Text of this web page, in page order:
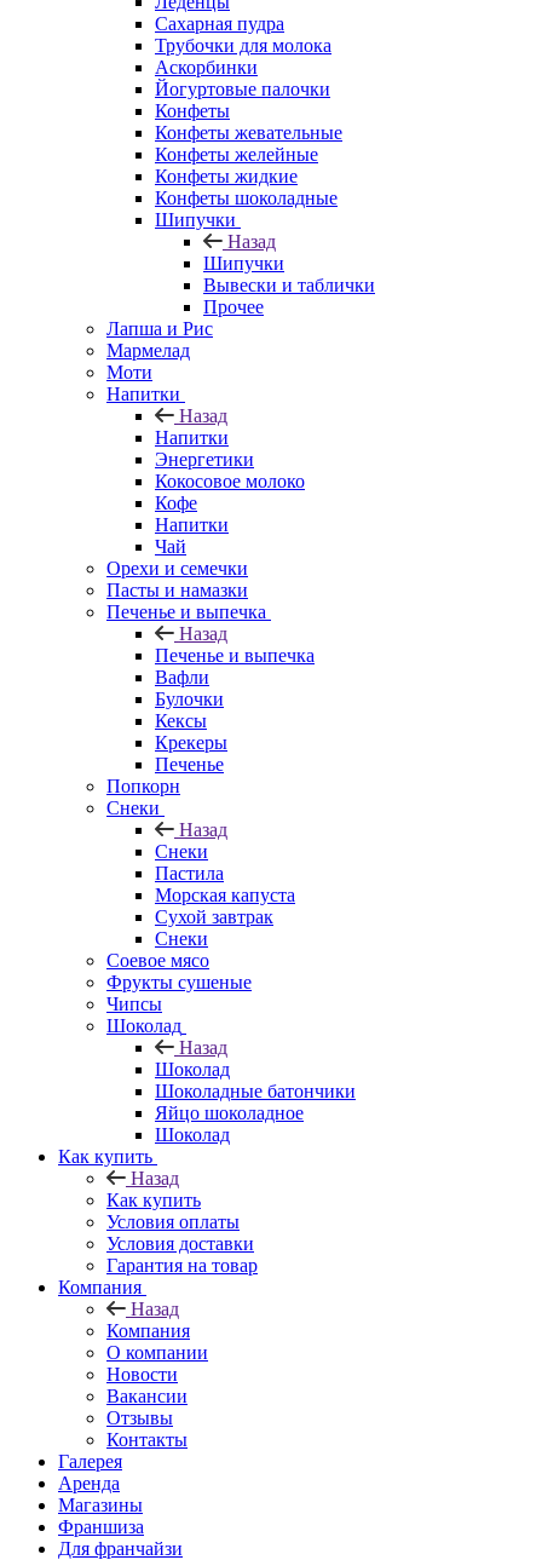
Сахарная пудра
Трубочки для молока
Аскорбинки
Йогуртовые палочки
Конфеты
Конфеты жевательные
Конфеты желейные
Конфеты жидкие
Конфеты шоколадные
Шипучки
Назад
Шипучки
Вывески и таблички
Прочее
Лапша и Рис
Мармелад
Моти
Напитки
Назад
Напитки
Энергетики
Кокосовое молоко
Кофе
Напитки
Чай
Орехи и семечки
Пасты и намазки
Печенье и выпечка
Назад
Печенье и выпечка
Вафли
Булочки
Кексы
Крекеры
Печенье
Попкорн
Снеки
Назад
Снеки
Пастила
Морская капуста
Сухой завтрак
Снеки
Соевое мясо
Фрукты сушеные
Чипсы
Шоколад
Назад
Шоколад
Шоколадные батончики
Яйцо шоколадное
Шоколад
Как купить
Назад
Как купить
Условия оплаты
Условия доставки
Гарантия на товар
Компания
Назад
Компания
О компании
Новости
Вакансии
Отзывы
Контакты
Галерея
Аренда
Магазины
Франшиза
Для франчайзи